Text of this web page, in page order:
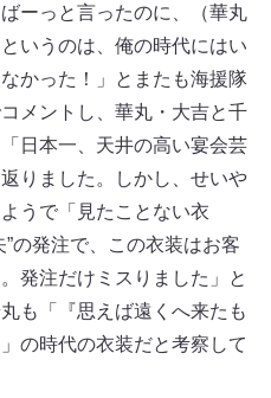
ーっと言ったのに、（華丸
いうのは、俺の時代にはい
かった！」とまたも海援隊
メントし、華丸・大吉と千
日本一、天井の高い宴会芸
りました。しかし、せいや
うで「見たことない衣
の発注で、この衣装はお客
発注だけミスりました」と
も「『思えば遠くへ来たも
の時代の衣装だと考察して